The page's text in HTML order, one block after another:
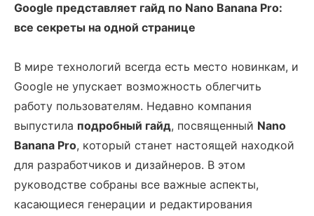
Google представляет гайд по Nano Banana Pro:
все секреты на одной странице
В мире технологий всегда есть место новинкам, и
Google не упускает возможность облегчить
работу пользователям. Недавно компания
выпустила подробный гайд, посвященный Nano
Banana Pro, который станет настоящей находкой
для разработчиков и дизайнеров. В этом
руководстве собраны все важные аспекты,
касающиеся генерации и редактирования